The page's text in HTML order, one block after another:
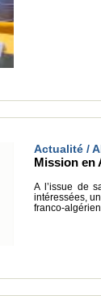
Actualité /
Mission en
A l’issue de
intéressées,
franco-